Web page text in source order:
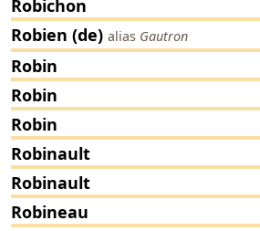
Robichon
Robien (de) alias Gautron
Robin
Robin
Robin
Robinault
Robinault
Robineau